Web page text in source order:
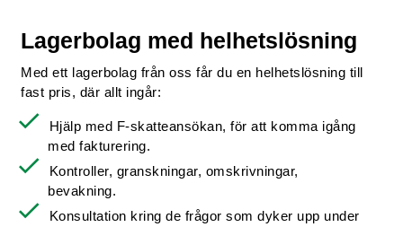
Lagerbolag med helhetslösning
Med ett lagerbolag från oss får du en helhetslösning till
fast pris, där allt ingår:
Hjälp med F-skatteansökan, för att komma igång
med fakturering.
Kontroller, granskningar, omskrivningar,
bevakning.
Konsultation kring de frågor som dyker upp under